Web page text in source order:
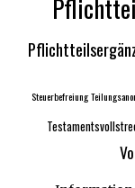
Steuerbefreiung